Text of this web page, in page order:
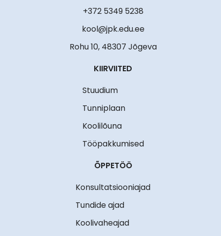
+372 5349 5238
kool@jpk.edu.ee
Rohu 10, 48307 Jõgeva
KIIRVIITED
Stuudium
Tunniplaan
Koolilõuna
Tööpakkumised
ÕPPETÖÖ
Konsultatsiooniajad
Tundide ajad
Koolivaheajad